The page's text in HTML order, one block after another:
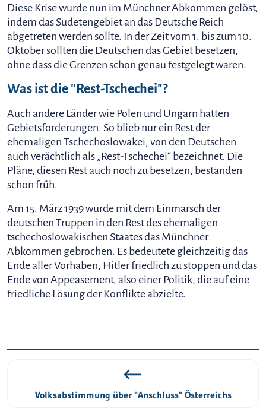
Diese Krise wurde nun im Münchner Abkommen gelöst,
indem das Sudetengebiet an das Deutsche Reich
abgetreten werden sollte. In der Zeit vom 1. bis zum 10.
Oktober sollten die Deutschen das Gebiet besetzen,
ohne dass die Grenzen schon genau festgelegt waren.
Was ist die "Rest-Tschechei"?
Auch andere Länder wie Polen und Ungarn hatten
Gebietsforderungen. So blieb nur ein Rest der
ehemaligen Tschechoslowakei, von den Deutschen
auch verächtlich als „Rest-Tschechei“ bezeichnet. Die
Pläne, diesen Rest auch noch zu besetzen, bestanden
schon früh.
Am 15. März 1939 wurde mit dem Einmarsch der
deutschen Truppen in den Rest des ehemaligen
tschechoslowakischen Staates das Münchner
Abkommen gebrochen. Es bedeutete gleichzeitig das
Ende aller Vorhaben, Hitler friedlich zu stoppen und das
Ende von Appeasement, also einer Politik, die auf eine
friedliche Lösung der Konflikte abzielte.
Volksabstimmung über "Anschluss" Österreichs